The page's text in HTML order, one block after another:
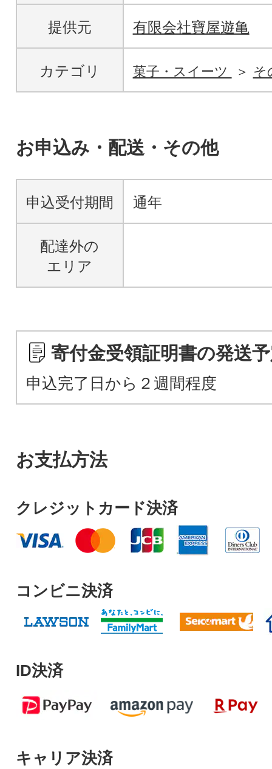
提供元 有限会社寶屋遊亀
カテゴリ 菓子・スイーツ そ
お申込み・配送・その他
申込受付期間 通年
配達外の
エリア
寄付金受領証明書の発送
申込完了日から２週間程度
お支払方法
クレジットカード決済
コンビニ決済
ID決済
キャリア決済